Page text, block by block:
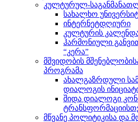
კულტურულ-
სახალხო
ინტერნეტდღიური
კულტურის
ჰარმონიული
“კერა”
მშვიდობის
პროგრამა
ახალგაზრდული
დიალოგის
შიდა დიალოგი
მწვანე პოლიტიკისა და